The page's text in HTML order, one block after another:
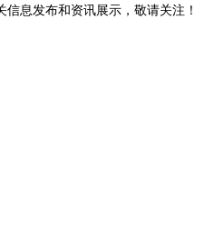
息发布和资讯展示，敬请关注！